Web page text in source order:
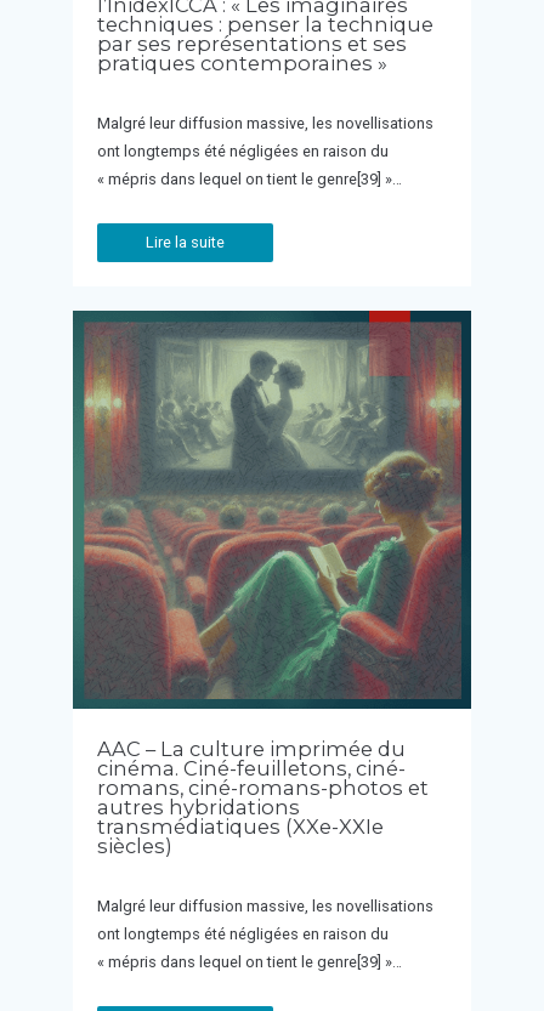
techniques : penser la technique
par ses représentations et ses
pratiques contemporaines »
Malgré leur diffusion massive, les novellisations
ont longtemps été négligées en raison du
« mépris dans lequel on tient le genre[39] »…
Lire la suite
AAC – La culture imprimée du
cinéma. Ciné-feuilletons, ciné-
romans, ciné-romans-photos et
autres hybridations
transmédiatiques (XXe-XXIe
siècles)
Malgré leur diffusion massive, les novellisations
ont longtemps été négligées en raison du
« mépris dans lequel on tient le genre[39] »…